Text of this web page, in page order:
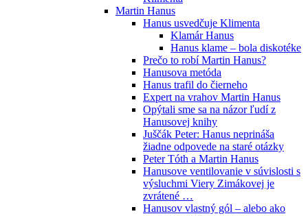
Martin Hanus
Hanus usvedčuje Klimenta
Klamár Hanus
Hanus klame – bola diskotéke
Prečo to robí Martin Hanus?
Hanusova metóda
Hanus trafil do čierneho
Expert na vrahov Martin Hanus
Opýtali sme sa na názor ľudí z
Hanusovej knihy
Juščák Peter: Hanus neprináša
žiadne odpovede na staré otázky
Peter Tóth a Martin Hanus
Hanusove ventilovanie v súvislosti s
výsluchmi Viery Zimákovej je
zvrátené …
Hanusov vlastný gól – alebo ako